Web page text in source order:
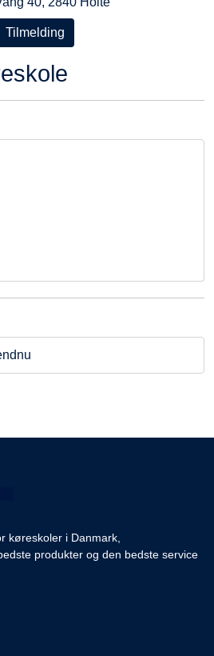
Tilmelding
køreskoler i Danmark,
produkter og den bedste service